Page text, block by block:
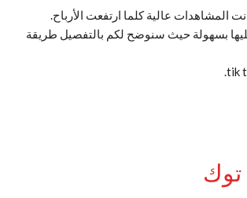
المشاهدات عالية كلما ارتفعت الأرباح.
بسهولة حيث سنوضح لكم بالتفصيل طريقة